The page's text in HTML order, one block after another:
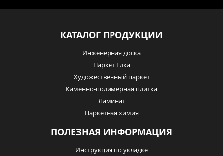
КАТАЛОГ ПРОДУКЦИИ
Инженерная доска
Паркет Елка
Художественный паркет
Каменно-полимерная плитка
Ламинат
Паркетная химия
ПОЛЕЗНАЯ ИНФОРМАЦИЯ
Инструкция по укладке